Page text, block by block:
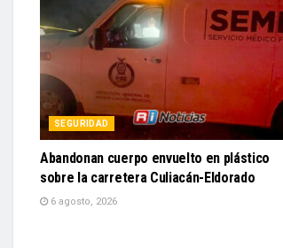
SEGURIDAD
Abandonan cuerpo envuelto en plástico
sobre la carretera Culiacán-Eldorado
6 agosto, 2026